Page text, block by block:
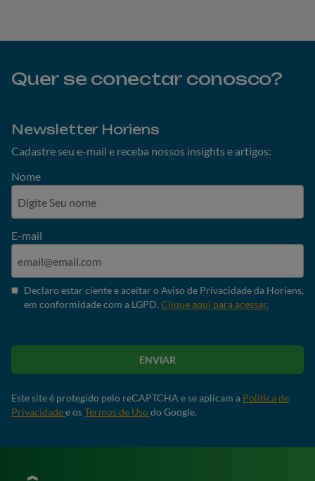
Quer se conectar conosco?
Newsletter Horiens
Cadastre seu e-mail e receba nossos insights e artigos:
Nome
E-mail
Declaro estar ciente e aceitar o Aviso de Privacidade da Horiens,
em conformidade com a LGPD. Clique aqui para acessar.
ENVIAR
Este site é protegido pelo reCAPTCHA e se aplicam a Política de
Privacidadee osTermos de Usodo Google.